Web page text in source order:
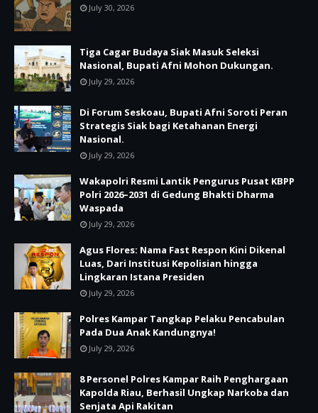
July 30, 2026
Tiga Cagar Budaya Siak Masuk Seleksi
Nasional, Bupati Afni Mohon Dukungan.
July 29, 2026
Di Forum Seskoau, Bupati Afni Soroti Peran
Strategis Siak bagi Ketahanan Energi
Nasional.
July 29, 2026
Wakapolri Resmi Lantik Pengurus Pusat KBPP
Polri 2026–2031 di Gedung Bhakti Dharma
Waspada
July 29, 2026
Agus Flores: Nama Fast Respon Kini Dikenal
Luas, Dari Institusi Kepolisian hingga
Lingkaran Istana Presiden
July 29, 2026
Polres Kampar Tangkap Pelaku Pencabulan
Pada Dua Anak Kandungnya!
July 29, 2026
8 Personel Polres Kampar Raih Penghargaan
Kapolda Riau, Berhasil Ungkap Narkoba dan
Senjata Api Rakitan